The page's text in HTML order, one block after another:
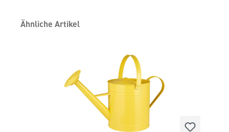
Produktgalerie überspringen
Ähnliche Artikel